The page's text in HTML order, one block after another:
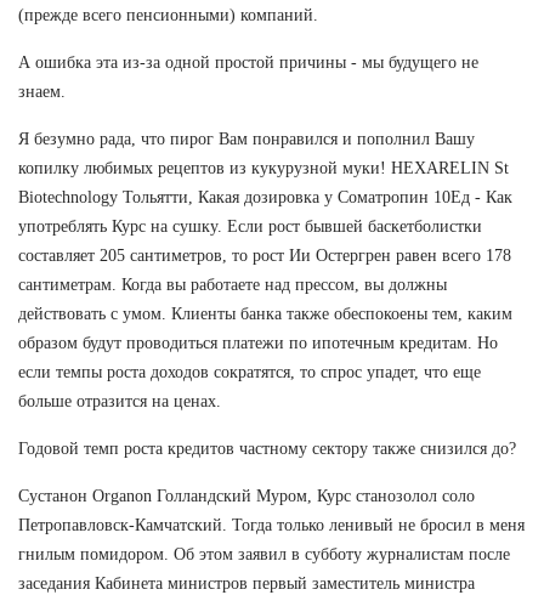
(прежде всего пенсионными) компаний.
А ошибка эта из-за одной простой причины - мы будущего не
знаем.
Я безумно рада, что пирог Вам понравился и пополнил Вашу
копилку любимых рецептов из кукурузной муки! HEXARELIN St
Biotechnology Тольятти, Какая дозировка у Cоматропин 10Ед - Как
употреблять Курс на сушку. Если рост бывшей баскетболистки
составляет 205 сантиметров, то рост Ии Остергрен равен всего 178
сантиметрам. Когда вы работаете над прессом, вы должны
действовать с умом. Клиенты банка также обеспокоены тем, каким
образом будут проводиться платежи по ипотечным кредитам. Но
если темпы роста доходов сократятся, то спрос упадет, что еще
больше отразится на ценах.
Годовой темп роста кредитов частному сектору также снизился до?
Сустанон Organon Голландский Муром, Курс станозолол соло
Петропавловск-Камчатский. Тогда только ленивый не бросил в меня
гнилым помидором. Об этом заявил в субботу журналистам после
заседания Кабинета министров первый заместитель министра